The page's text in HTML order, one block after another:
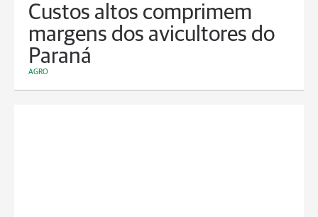
Custos altos comprimem
margens dos avicultores do
Paraná
AGRO